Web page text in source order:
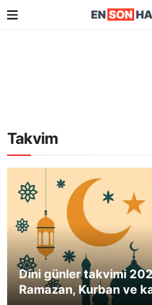
Takvim
Dini günler takvimi
Ramazan, Kurban ve